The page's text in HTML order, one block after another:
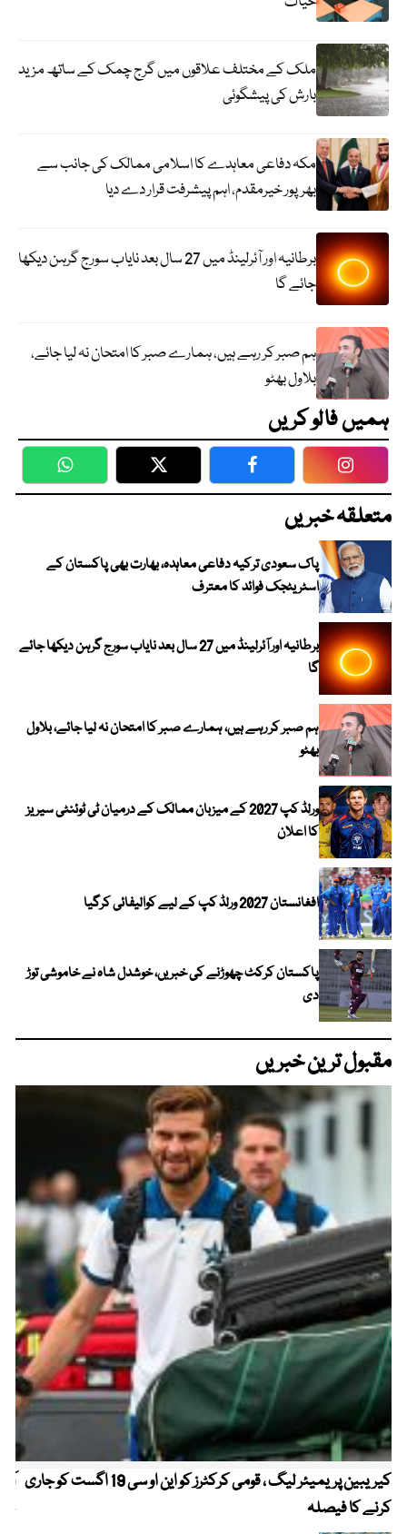
ملک کے مختلف علاقوں میں گرج چمک کے ساتھ مزید
بارش کی پیشگوئی
مکہ دفاعی معاہدے کا اسلامی ممالک کی جانب سے
بھرپور خیرمقدم، اہم پیشرفت قرار دے دیا
برطانیہ اور آئرلینڈ میں 27 سال بعد نایاب سورج گرہن دیکھا
جائے گا
ہم صبر کر رہے ہیں، ہمارے صبر کا امتحان نہ لیا جائے،
بلاول بھٹو
ہمیں فالو کریں
WhatsApp Twitter Facebook
متعلقہ خبریں
پاک سعودی ترکیہ دفاعی معاہدہ، بھارت بھی پاکستان کے
اسٹریٹجک فوائد کا معترف
برطانیہ اور آئرلینڈ میں 27 سال بعد نایاب سورج گرہن دیکھا جائے
گا
ہم صبر کر رہے ہیں، ہمارے صبر کا امتحان نہ لیا جائے، بلاول
بھٹو
ورلڈ کپ 2027 کے میزبان ممالک کے درمیان ٹی ٹوئنٹی سیریز
کا اعلان
افغانستان 2027 ورلڈ کپ کے لیے کوالیفائی کرگیا
پاکستان کرکٹ چھوڑنے کی خبریں، خوشدل شاہ نے خاموشی توڑ
دی
مقبول ترین خبریں
کیریبین پریمیئر لیگ ، قومی کرکٹرز کو این او سی 19 اگست کو جاری
کرنے کا فیصلہ